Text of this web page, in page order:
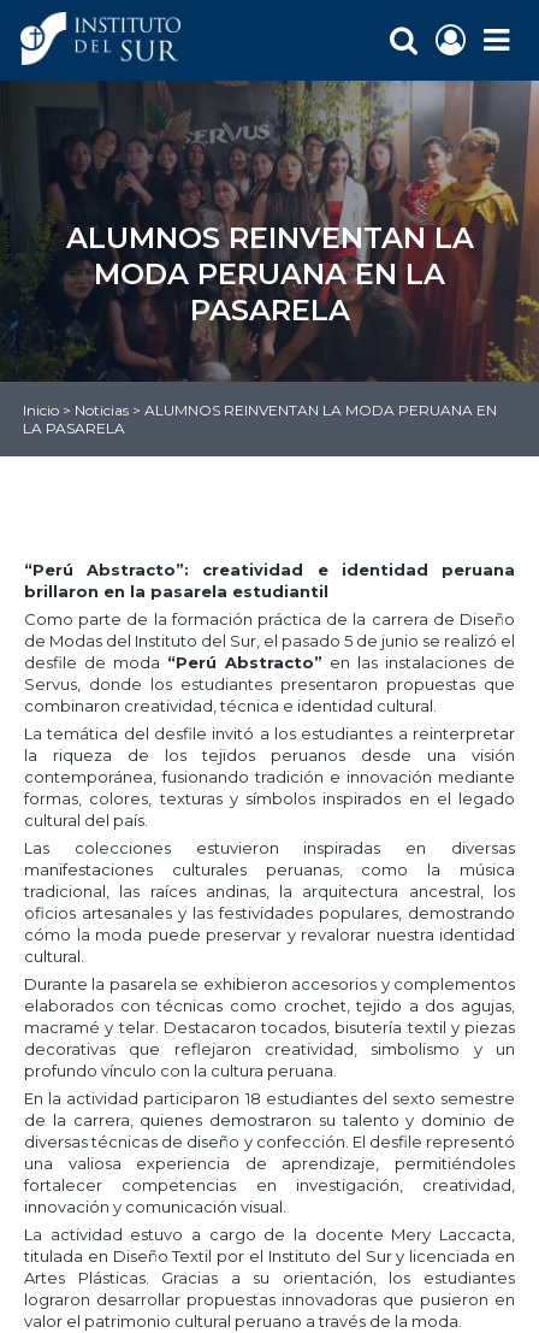
ALUMNOS REINVENTAN LA
MODA PERUANA EN LA
PASARELA
Inicio > Noticias > ALUMNOS REINVENTAN LA MODA PERUANA EN
LA PASARELA
“Perú Abstracto”: creatividad e identidad peruana
brillaron en la pasarela estudiantil
Como parte de la formación práctica de la carrera de Diseño
de Modas del Instituto del Sur, el pasado 5 de junio se realizó el
desfile de moda “Perú Abstracto” en las instalaciones de
Servus, donde los estudiantes presentaron propuestas que
combinaron creatividad, técnica e identidad cultural.
La temática del desfile invitó a los estudiantes a reinterpretar
la riqueza de los tejidos peruanos desde una visión
contemporánea, fusionando tradición e innovación mediante
formas, colores, texturas y símbolos inspirados en el legado
cultural del país.
Las colecciones estuvieron inspiradas en diversas
manifestaciones culturales peruanas, como la música
tradicional, las raíces andinas, la arquitectura ancestral, los
oficios artesanales y las festividades populares, demostrando
cómo la moda puede preservar y revalorar nuestra identidad
cultural.
Durante la pasarela se exhibieron accesorios y complementos
elaborados con técnicas como crochet, tejido a dos agujas,
macramé y telar. Destacaron tocados, bisutería textil y piezas
decorativas que reflejaron creatividad, simbolismo y un
profundo vínculo con la cultura peruana.
En la actividad participaron 18 estudiantes del sexto semestre
de la carrera, quienes demostraron su talento y dominio de
diversas técnicas de diseño y confección. El desfile representó
una valiosa experiencia de aprendizaje, permitiéndoles
fortalecer competencias en investigación, creatividad,
innovación y comunicación visual.
La actividad estuvo a cargo de la docente Mery Laccacta,
titulada en Diseño Textil por el Instituto del Sur y licenciada en
Artes Plásticas. Gracias a su orientación, los estudiantes
lograron desarrollar propuestas innovadoras que pusieron en
valor el patrimonio cultural peruano a través de la moda.